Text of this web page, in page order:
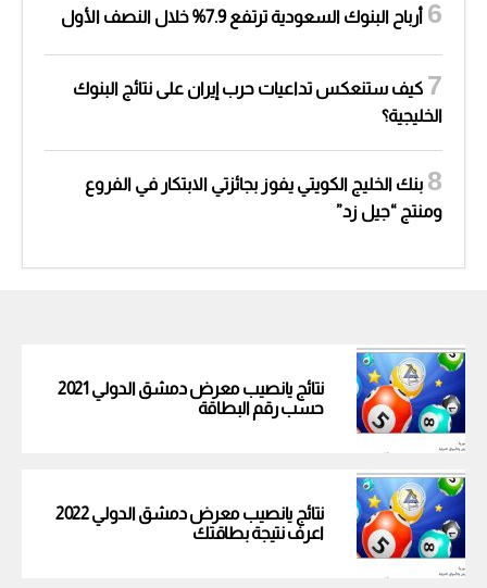
أرباح البنوك السعودية ترتفع 7.9% خلال النصف الأول
كيف ستنعكس تداعيات حرب إيران على نتائج البنوك
الخليجية؟
بنك الخليج الكويتي يفوز بجائزتي الابتكار في الفروع
ومنتج “جيل زد”
نتائج يانصيب معرض دمشق الدولي 2021
حسب رقم البطاقة
نتائج يانصيب معرض دمشق الدولي 2022
اعرف نتيجة بطاقتك